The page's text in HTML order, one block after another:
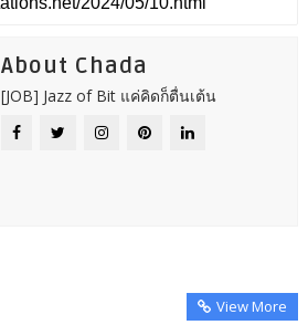
About Chada
[JOB] Jazz of Bit แค่คิดก็ตื่นเต้น
View More